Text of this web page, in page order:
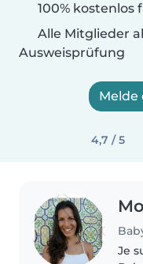
100% kostenlos
Alle Mitglieder
Ausweisprüfung
Melde
4,7 / 5
Je